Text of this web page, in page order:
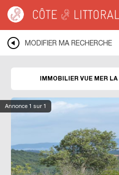
LA LONDE LES MAURES
MODIFIER MA RECHERCHE
Annonce 1 sur 1
IMMOBILIER VUE MER